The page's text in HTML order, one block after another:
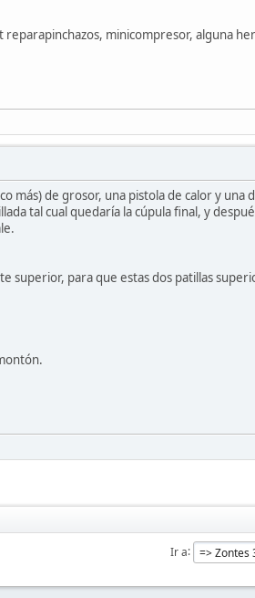
minicompresor, alguna
más) de grosor, una pistola de calor y una
tal cual quedaría la cúpula final, y
superior, para que estas dos patillas
Ir a